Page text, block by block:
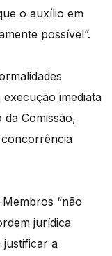
o auxílio em
possível”.
imediata
Comissão,
“não
jurídica
justificar a